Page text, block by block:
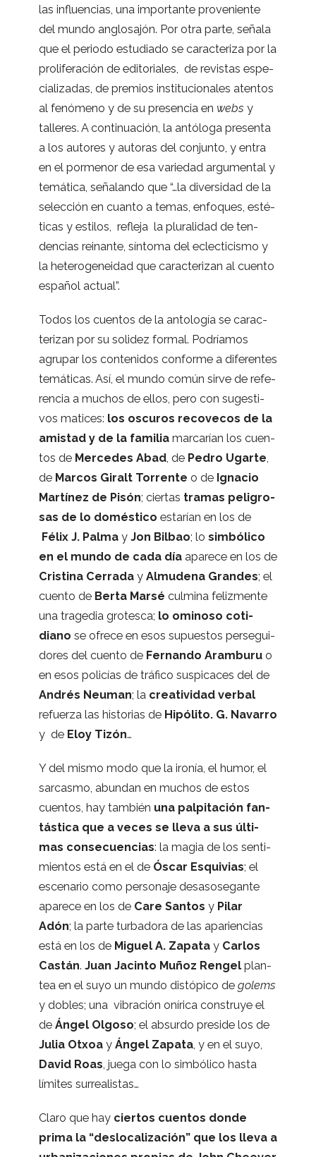
las influen­cias, una impor­tante pro­ve­niente
del mundo anglo­sa­jón. Por otra parte, señala
que el periodo estu­diado se carac­te­riza por la
pro­li­fe­ra­ción de edi­to­ria­les, de revis­tas espe­
cia­li­za­das, de pre­mios ins­ti­tu­cio­na­les aten­tos
al fenó­meno y de su pre­sen­cia en webs y
talle­res. A con­ti­nua­ción, la antó­loga pre­senta
a los auto­res y auto­ras del con­junto, y entra
en el por­me­nor de esa varie­dad argu­men­tal y
temá­tica, seña­lando que “…la diver­si­dad de la
selec­ción en cuanto a temas, enfo­ques, esté­
ti­cas y esti­los, refleja la plu­ra­li­dad de ten­
den­cias reinante, sín­toma del eclec­ti­cismo y
la hete­ro­ge­nei­dad que carac­te­ri­zan al cuento
espa­ñol actual”.
Todos los cuen­tos de la anto­lo­gía se carac­
te­ri­zan por su soli­dez for­mal. Podría­mos
agru­par los con­te­ni­dos con­forme a dife­ren­tes
temá­ti­cas. Así, el mundo común sirve de refe­
ren­cia a muchos de ellos, pero con suges­ti­
vos mati­ces: los oscu­ros reco­ve­cos de la
amis­tad y de la fami­liamar­ca­rían los cuen­
tos de Mer­ce­des Abad, de Pedro Ugarte
de Mar­cos Giralt Torrente o de Igna­cio
Mar­tí­nez de Pisón; cier­tas tra­mas peli­gro­
sas de lo domés­tico esta­rían en los de
Félix J. Palmay Jon Bil­bao; lo sim­bó­lico
en el mundo de cada díaapa­rece en los de
Cris­tina Cerraday Almu­dena Gran­des; el
cuento de Berta Marsé cul­mina feliz­mente
una tra­ge­dia gro­tesca; lo omi­noso coti­
diano se ofrece en esos supues­tos per­se­gui­
do­res del cuento de Fer­nando Aram­buruo
en esos poli­cías de trá­fico sus­pi­ca­ces del de
Andrés Neu­man; la crea­ti­vi­dad ver­bal
refuerza las his­to­rias de Hipó­lito. G. Nava­rro
y de Eloy Tizón…
Y del mismo modo que la iro­nía, el humor, el
sar­casmo, abun­dan en muchos de estos
cuen­tos, hay tam­bién una pal­pi­ta­ción fan­
tás­tica que a veces se lleva a sus últi­
mas con­se­cuen­cias: la magia de los sen­ti­
mien­tos está en el de Óscar Esqui­vias; el
esce­na­rio como per­so­naje desa­so­se­gante
apa­rece en los de Care San­tos y Pilar
Adón; la parte tur­ba­dora de las apa­rien­cias
está en los de Miguel A. Zapatay Car­los
Cas­tán. Juan Jacinto Muñoz Ren­gelplan­
tea en el suyo un mundo dis­tó­pico de golems
y dobles; una vibra­ción oní­rica cons­truye el
de Ángel Olgoso; el absurdo pre­side los de
Julia Otxoay Ángel Zapata, y en el suyo,
David Roas , juega con lo sim­bó­lico hasta
lími­tes surrealistas…
Claro que hay cier­tos cuen­tos donde
prima la “des­lo­ca­li­za­ción” que los lleva a